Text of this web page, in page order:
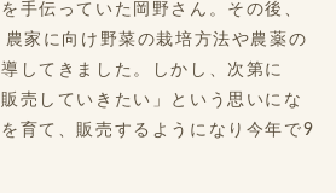
手伝っていた岡野さん。その後、
家に向け野菜の栽培方法や農薬の
してきました。しかし、次第に
売していきたい」という思いにな
育て、販売するようになり今年で9